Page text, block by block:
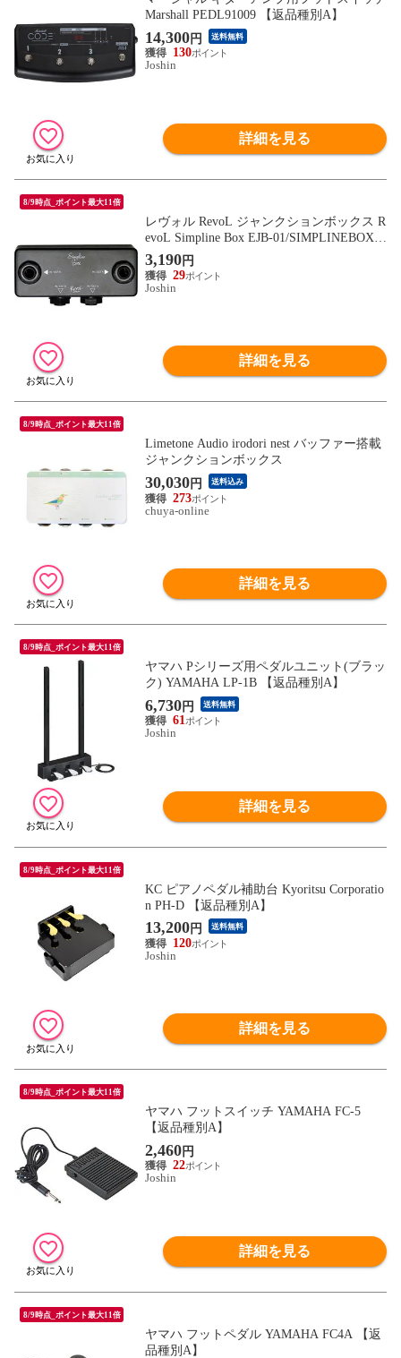
Marshall PEDL91009 【返品種別A】
14,300円 送料無料
130
Joshin
詳細を見る
8/9時点_ポイント最大11倍
レヴォル RevoL ジャンクションボックス R
evoL Simpline Box EJB-01/SIMPLINEBOX
【返品種別A】
3,190円
29
Joshin
詳細を見る
8/9時点_ポイント最大11倍
Limetone Audio irodori nest バッファー搭載
ジャンクションボックス
30,030円 送料込み
273
chuya-online
詳細を見る
8/9時点_ポイント最大11倍
ヤマハ Pシリーズ用ペダルユニット(ブラッ
ク) YAMAHA LP-1B 【返品種別A】
6,730円 送料無料
61
Joshin
詳細を見る
8/9時点_ポイント最大11倍
KC ピアノペダル補助台 Kyoritsu Corporatio
n PH-D 【返品種別A】
13,200円 送料無料
120
Joshin
詳細を見る
8/9時点_ポイント最大11倍
ヤマハ フットスイッチ YAMAHA FC-5
【返品種別A】
2,460円
22
Joshin
詳細を見る
8/9時点_ポイント最大11倍
ヤマハ フットペダル YAMAHA FC4A 【返
品種別A】